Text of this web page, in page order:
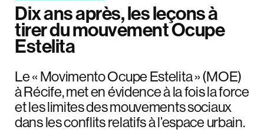
Dix ans après, les leçons à
tirer du mouvement Ocupe
Estelita
Le « Movimento Ocupe Estelita » (MOE)
à Récife, met en évidence à la fois la force
et les limites des mouvements sociaux
dans les conflits relatifs à l’espace urbain.